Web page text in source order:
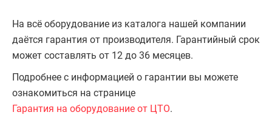
На всё оборудование из каталога нашей компании
даётся гарантия от производителя. Гарантийный срок
может составлять от 12 до 36 месяцев.
Подробнее с информацией о гарантии вы можете
ознакомиться на странице
Гарантия на оборудование от ЦТО.